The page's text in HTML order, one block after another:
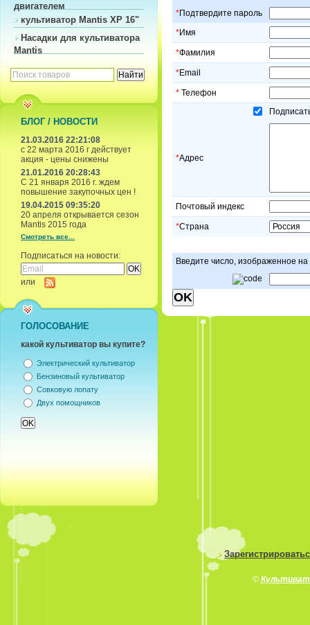
двигателем
культиватор Mantis XP 16"
Насадки для культиватора
Mantis
БЛОГ / НОВОСТИ
21.03.2016 22:21:08
с 22 марта 2016 г действует
акция - цены снижены
21.01.2016 20:28:43
С 21 января 2016 г. ждем
повышение закупочных цен !
19.04.2015 09:35:20
20 апреля открывается сезон
Mantis 2015 года
Смотреть все...
Подписаться на новости:
или
ГОЛОСОВАНИЕ
какой культиватор вы купите?
Электрический культиватор
Бензиновый культиватор
Совковую лопату
Двух помощников
*Подтвердите пароль
*Имя
*Фамилия
*Email
* Телефон
*Адрес
Почтовый индекс
*Страна
Введите число, изображенное на
©